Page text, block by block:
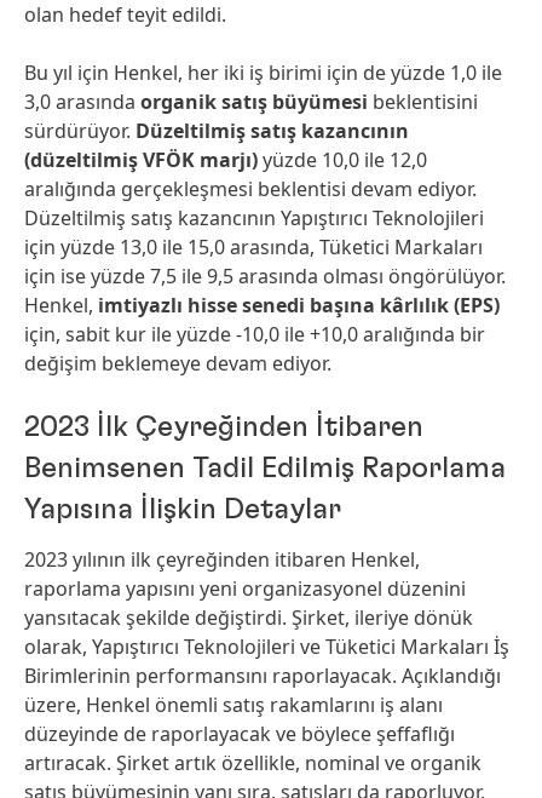
olan hedef teyit edildi.
Bu yıl için Henkel, her iki iş birimi için de yüzde 1,0 ile
3,0 arasında organik satış büyümesi beklentisini
sürdürüyor. Düzeltilmiş satış kazancının
(düzeltilmiş VFÖK marjı)yüzde 10,0 ile 12,0
aralığında gerçekleşmesi beklentisi devam ediyor.
Düzeltilmiş satış kazancının Yapıştırıcı Teknolojileri
için yüzde 13,0 ile 15,0 arasında, Tüketici Markaları
için ise yüzde 7,5 ile 9,5 arasında olması öngörülüyor.
Henkel, imtiyazlı hisse senedi başına kârlılık(EPS)
için, sabit kur ile yüzde -10,0 ile +10,0 aralığında bir
değişim beklemeye devam ediyor.
2023 İlk Çeyreğinden İtibaren
Benimsenen Tadil Edilmiş Raporlama
Yapısına İlişkin Detaylar
2023 yılının ilk çeyreğinden itibaren Henkel,
raporlama yapısını yeni organizasyonel düzenini
yansıtacak şekilde değiştirdi. Şirket, ileriye dönük
olarak, Yapıştırıcı Teknolojileri ve Tüketici Markaları İş
Birimlerinin performansını raporlayacak. Açıklandığı
üzere, Henkel önemli satış rakamlarını iş alanı
düzeyinde de raporlayacak ve böylece şeffaflığı
artıracak. Şirket artık özellikle, nominal ve organik
satış büyümesinin yanı sıra, satışları da raporluyor.